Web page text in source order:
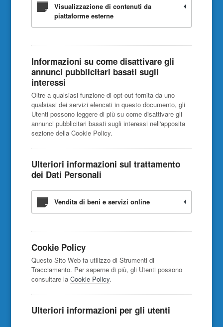
Visualizzazione di contenuti da
piattaforme esterne
Informazioni su come disattivare gli
annunci pubblicitari basati sugli
interessi
Oltre a qualsiasi funzione di opt-out fornita da uno
qualsiasi dei servizi elencati in questo documento, gli
Utenti possono leggere di più su come disattivare gli
annunci pubblicitari basati sugli interessi nell'apposita
sezione della Cookie Policy.
Ulteriori informazioni sul trattamento
dei Dati Personali
Vendita di beni e servizi online
Cookie Policy
Questo Sito Web fa utilizzo di Strumenti di
Tracciamento. Per saperne di più, gli Utenti possono
consultare la Cookie Policy.
Ulteriori informazioni per gli utenti